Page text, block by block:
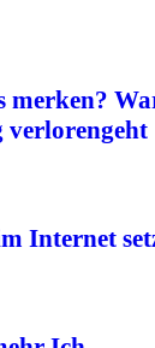
verlorengeht
Internet